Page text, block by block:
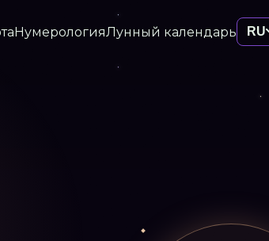
НумерологияЛунный календарь RU